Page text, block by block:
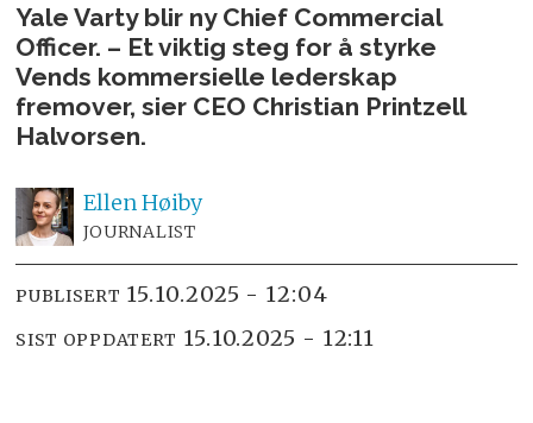
Yale Varty blir ny Chief Commercial
Officer. – Et viktig steg for å styrke
Vends kommersielle lederskap
fremover, sier CEO Christian Printzell
Halvorsen.
EllenHøiby
JOURNALIST
PUBLISERT 15.10.2025 - 12:04
SIST OPPDATERT 15.10.2025 - 12:11